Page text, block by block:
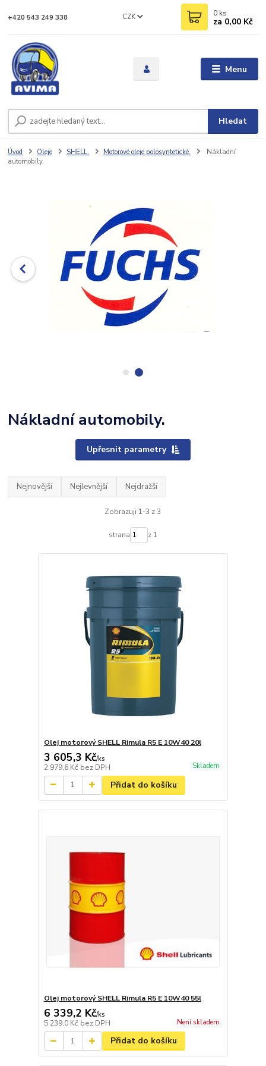
Menu
CZK
Hledat
+420 543 249 338 0 ks
za 0,00 Kč
Úvod Oleje SHELL. Motorové oleje polosyntetické.
Nákladní
automobily.
Nákladní automobily.
Upřesnit parametry
Nejnovější Nejlevnější Nejdražší
Zobrazuji 1-3 z 3
strana z 1
Olej motorový SHELL Rimula R5 E 10W40 20l
3 605,3 Kč/ks
2 979,6 Kč bez DPH Skladem
Přidat do košíku
Olej motorový SHELL Rimula R5 E 10W40 55l
6 339,2 Kč/ks
5 239,0 Kč bez DPH Není skladem
Přidat do košíku